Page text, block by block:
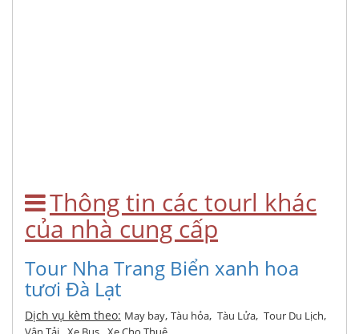
Thông tin các tourl khác
của nhà cung cấp
Tour Nha Trang Biển xanh hoa
tươi Đà Lạt
Dịch vụ kèm theo: May bay, Tàu hỏa, Tàu Lửa, Tour Du Lịch,
, ,
,